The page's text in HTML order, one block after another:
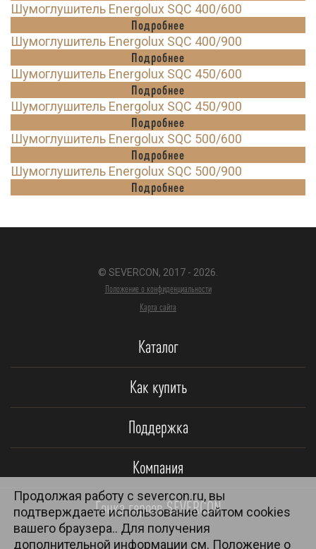
Шумоглушитель Energolux SQC 400/600
Подробнее
Шумоглушитель Energolux SQC 400/900
Подробнее
Шумоглушитель Energolux SQC 450/600
Подробнее
Шумоглушитель Energolux SQC 450/900
Подробнее
Шумоглушитель Energolux SQC 500/600
Подробнее
Шумоглушитель Energolux SQC 500/900
Подробнее
© SEVERCON, 2017 - 2026.
Положение о конфиденциальности
Карта сайта
Каталог
Как купить
Поддержка
Компания
Гонка героев SEVERCON
Продолжая работу с severcon.ru, вы
подтверждаете использование сайтом cookies
вашего браузера.. Для получения
дополнительной информации см. Положение о